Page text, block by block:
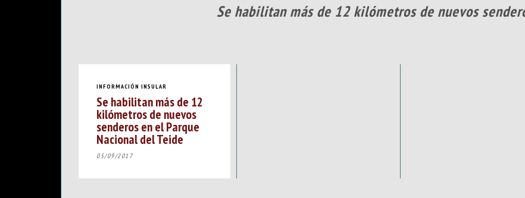
Se habilitan más de 12 kilómetros de nuevos
INFORMACIÓN INSULAR
Se habilitan más de 12
kilómetros de nuevos
senderos en el Parque
Nacional del Teide
05/09/2017